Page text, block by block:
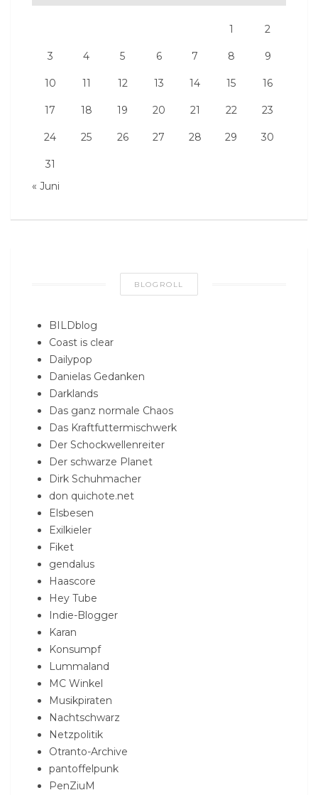
1 2
3 4 5 6 7 8 9
10 11 12 13 14 15 16
17 18 19 20 21 22 23
24 25 26 27 28 29 30
31
« Juni
BLOGROLL
BILDblog
Coast is clear
Dailypop
Danielas Gedanken
Darklands
Das ganz normale Chaos
Das Kraftfuttermischwerk
Der Schockwellenreiter
Der schwarze Planet
Dirk Schuhmacher
don quichote.net
Elsbesen
Exilkieler
Fiket
gendalus
Haascore
Hey Tube
Indie-Blogger
Karan
Konsumpf
Lummaland
MC Winkel
Musikpiraten
Nachtschwarz
Netzpolitik
Otranto-Archive
pantoffelpunk
PenZiuM